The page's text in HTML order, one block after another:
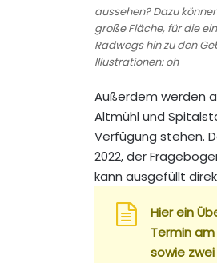
aussehen? Dazu
große Fläche, für die
Radwegs hin zu den
Illustrationen: oh
Außerdem werden
Altmühl und
Verfügung stehen.
2022, der
kann ausgefüllt
Hier ein
Termin
sowie